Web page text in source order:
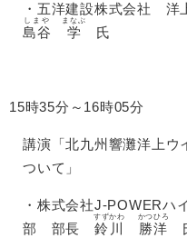
・五洋建設株式会社
島谷
しまや
学
まなぶ
氏
15時35分～16時05分
講演「北九州響灘洋上ウ
ついて」
・株式会社J-POWER
部 部長 鈴川
すずかわ
勝洋
かつひろ